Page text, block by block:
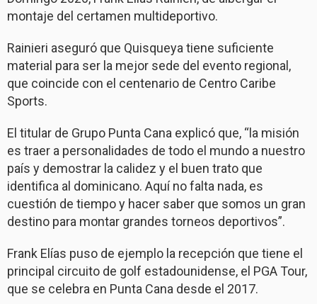
montaje del certamen multideportivo.
Rainieri aseguró que Quisqueya tiene suficiente
material para ser la mejor sede del evento regional,
que coincide con el centenario de Centro Caribe
Sports.
El titular de Grupo Punta Cana explicó que, “la misión
es traer a personalidades de todo el mundo a nuestro
país y demostrar la calidez y el buen trato que
identifica al dominicano. Aquí no falta nada, es
cuestión de tiempo y hacer saber que somos un gran
destino para montar grandes torneos deportivos”.
Frank Elías puso de ejemplo la recepción que tiene el
principal circuito de golf estadounidense, el PGA Tour,
que se celebra en Punta Cana desde el 2017.